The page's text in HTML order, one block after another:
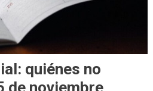
quiénes no
de noviembre